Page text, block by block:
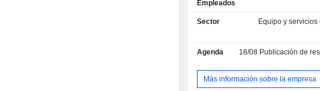
16 MW, utilizados
generación de energía eólica
La empresa también se dedica a
para aerogeneradores y
inversión en recursos eólicos, así
generación de energía en parques
Empleados
Sector
Equipo y
Agenda 18/08 Publicación de
Más información sobre la empresa